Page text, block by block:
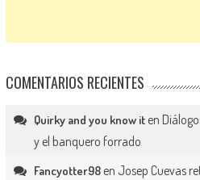
COMENTARIOS RECIENTES
Quirky and you know iten
y el banquero forrado
Fancyotter98en Josep Cuevas